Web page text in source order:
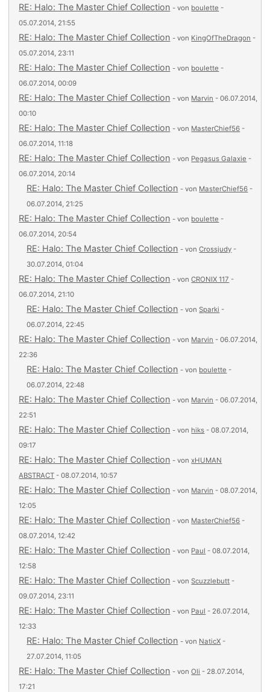
RE: Halo: The Master Chief Collection - von boulette -
05.07.2014, 21:55
RE: Halo: The Master Chief Collection - von KingOfTheDragon -
05.07.2014, 23:11
RE: Halo: The Master Chief Collection - von boulette -
06.07.2014, 00:09
RE: Halo: The Master Chief Collection - von Marvin - 06.07.2014,
00:10
RE: Halo: The Master Chief Collection - von MasterChief56 -
06.07.2014, 11:18
RE: Halo: The Master Chief Collection - von Pegasus Galaxie -
06.07.2014, 20:14
RE: Halo: The Master Chief Collection - von MasterChief56 -
06.07.2014, 21:25
RE: Halo: The Master Chief Collection - von boulette -
06.07.2014, 20:54
RE: Halo: The Master Chief Collection - vonCrossjudy -
30.07.2014, 01:04
RE: Halo: The Master Chief Collection - vonCRONIX 117 -
06.07.2014, 21:10
RE: Halo: The Master Chief Collection - vonSparki -
06.07.2014, 22:45
RE: Halo: The Master Chief Collection - von Marvin - 06.07.2014,
22:36
RE: Halo: The Master Chief Collection - von boulette -
06.07.2014, 22:48
RE: Halo: The Master Chief Collection - von Marvin - 06.07.2014,
22:51
RE: Halo: The Master Chief Collection - von hiks - 08.07.2014,
09:17
RE: Halo: The Master Chief Collection - vonxHUMAN
ABSTRACT - 08.07.2014, 10:57
RE: Halo: The Master Chief Collection - von Marvin - 08.07.2014,
12:05
RE: Halo: The Master Chief Collection - von MasterChief56 -
08.07.2014, 12:42
RE: Halo: The Master Chief Collection - von Paul - 08.07.2014,
12:58
RE: Halo: The Master Chief Collection - vonScuzzlebutt -
09.07.2014, 23:11
RE: Halo: The Master Chief Collection - von Paul - 26.07.2014,
12:33
RE: Halo: The Master Chief Collection - von NaticX -
27.07.2014, 11:05
RE: Halo: The Master Chief Collection - vonOli - 28.07.2014,
17:21